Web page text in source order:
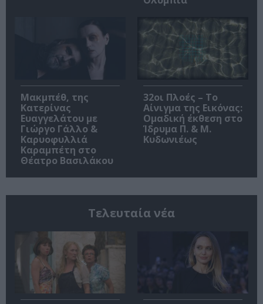
Μακμπέθ, της
Κατερίνας
Ευαγγελάτου με
Γιώργο Γάλλο &
Καρυοφυλλιά
Καραμπέτη στο
Θέατρο Βασιλάκου
32οι Πλοές – Το
Αίνιγμα της Εικόνας:
Ομαδική έκθεση στο
Ίδρυμα Π. & Μ.
Κυδωνιέως
Τελευταία νέα